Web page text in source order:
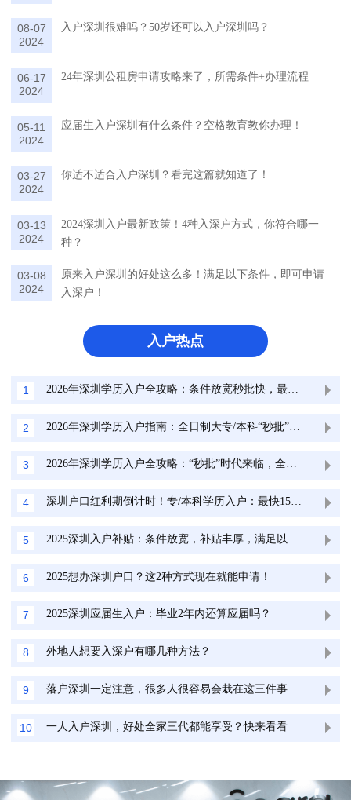
08-07
2024
入户深圳很难吗？50岁还可以入户深圳吗？
06-17
2024
24年深圳公租房申请攻略来了，所需条件+办理流程
05-11
2024
应届生入户深圳有什么条件？空格教育教你办理！
03-27
2024
你适不适合入户深圳？看完这篇就知道了！
03-13
2024
2024深圳入户最新政策！4种入深户方式，你符合哪一
种？
03-08
2024
原来入户深圳的好处这么多！满足以下条件，即可申请
入深户！
入户热点
1 2026年深圳学历入户全攻略：条件放宽秒批快，最高领10万补贴！
2 2026年深圳学历入户指南：全日制大专/本科“秒批”通道，最快15天拿户口！
3 2026年深圳学历入户全攻略：“秒批”时代来临，全日制学历人群最快15天拿深户！
4 深圳户口红利期倒计时！专/本科学历入户：最快15天，无房产也能落
5
6 2025想办深圳户口？这2种方式现在就能申请！
7 2025深圳应届生入户：毕业2年内还算应届吗？
8 外地人想要入深户有哪几种方法？
9 落户深圳一定注意，很多人很容易会栽在这三件事上！
10 一人入户深圳，好处全家三代都能享受？快来看看